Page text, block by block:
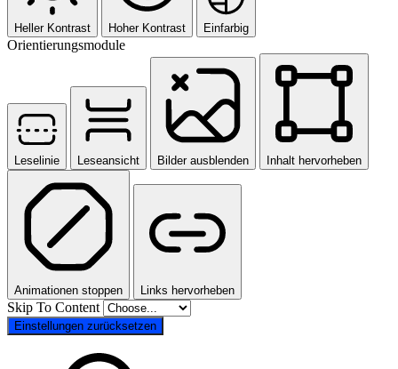
Heller Kontrast Hoher Kontrast Einfarbig
Orientierungsmodule
Leselinie Leseansicht Bilder ausblenden Inhalt hervorheben
Animationen stoppen Links hervorheben
Skip To Content
Einstellungen zurücksetzen